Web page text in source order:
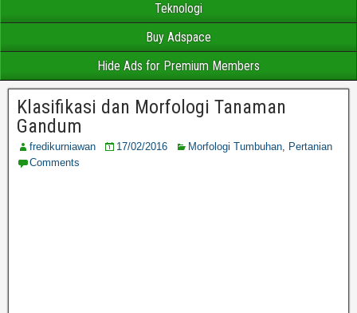
Teknologi
Buy Adspace
Hide Ads for Premium Members
Klasifikasi dan Morfologi Tanaman
Gandum
fredikurniawan 17/02/2016 Morfologi Tumbuhan, Pertanian
Comments